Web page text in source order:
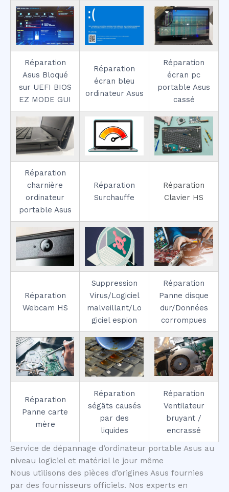
Réparation
Asus Bloqué
sur UEFI BIOS
EZ MODE GUI
Réparation
écran bleu
ordinateur Asus
Réparation
écran pc
portable Asus
cassé
Réparation
charnière
ordinateur
portable Asus
Réparation
Surchauffe
Réparation
Clavier HS
Réparation
Webcam HS
Suppression
Virus/Logiciel
malveillant/Lo
giciel espion
Réparation
Panne disque
dur/Données
corrompues
Réparation
Panne carte
mère
Réparation
ségâts causés
par des
liquides
Réparation
Ventilateur
bruyant /
encrassé
Service de dépannage d’ordinateur portable Asus au
niveau logiciel et matériel le jour même
Nous utilisons des pièces d’origines Asus fournies
par des fournisseurs officiels. Nos experts en